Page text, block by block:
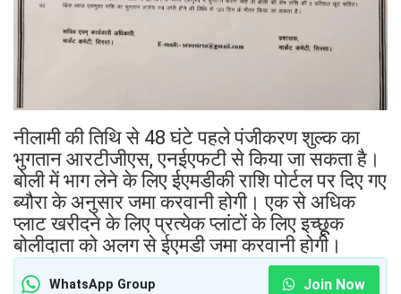
नीलामी की तिथि से 48 घंटे पहले पंजीकरण शुल्क का
भुगतान आरटीजीएस, एनईएफटी से किया जा सकता है।
बोली में भाग लेने के लिए ईएमडीकी राशि पोर्टल पर दिए गए
ब्यौरा के अनुसार जमा करवानी होगी। एक से अधिक
प्लाट खरीदने के लिए प्रत्येक प्लांटों के लिए इच्छूूक
बोलीदाता को अलग से ईएमडी जमा करवानी होगी।
WhatsApp Group Join Now